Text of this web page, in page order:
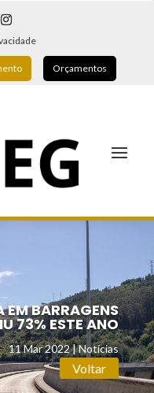
Orçamentos
EM BARRAGENS
73% ESTE ANO
11 Mar 2022|Notícias
Voltar